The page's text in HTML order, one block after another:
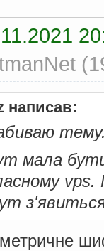
написав:
мала